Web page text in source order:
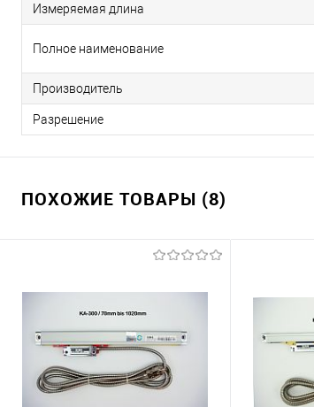
Измеряемая длина
Полное наименование
Производитель
Разрешение
ПОХОЖИЕ ТОВАРЫ (8)